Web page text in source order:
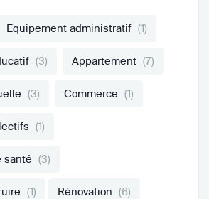
Equipement administratif (1)
(3) Appartement (7)
(3) Commerce (1)
(1)
santé (3)
(1) Rénovation (6)